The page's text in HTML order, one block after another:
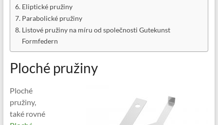
Eliptické pružiny
Parabolické pružiny
Listové pružiny na míru od společnosti Gutekunst
Formfedern
Ploché pružiny
Ploché
pružiny,
také rovné